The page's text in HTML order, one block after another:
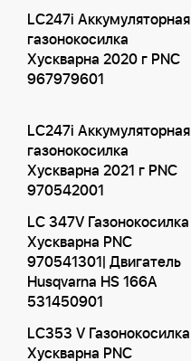
LC247i Аккумуляторная
газонокосилка
Хускварна 2020 г PNC
967979601
LC247i Аккумуляторная
газонокосилка
Хускварна 2021 г PNC
970542001
LC 347V Газонокосилка
Хускварна PNC
970541301| Двигатель
Husqvarna HS 166A
531450901
LC353 V Газонокосилка
Хускварна PNC